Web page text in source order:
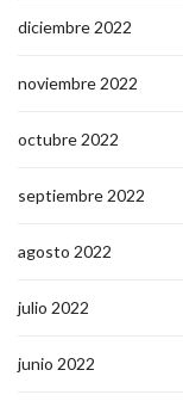
diciembre 2022
noviembre 2022
octubre 2022
septiembre 2022
agosto 2022
julio 2022
junio 2022